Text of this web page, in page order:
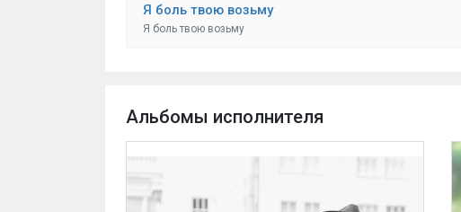
Я боль твою возьму
Я боль твою возьму
Альбомы исполнителя